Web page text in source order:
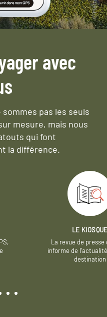
avec
pas les seuls
mesure, mais nous
qui font
la différence.
LE
La revue de presse
informe de
destination